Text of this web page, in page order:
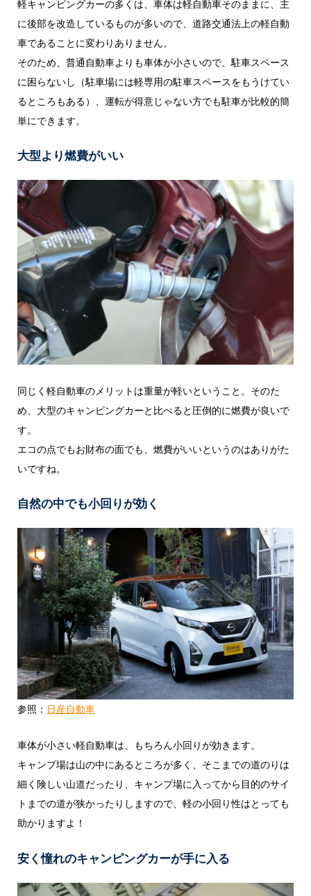
軽キャンピングカーの多くは、車体は軽自動車そのままに、主
に後部を改造しているものが多いので、道路交通法上の軽自動
車であることに変わりありません。
そのため、普通自動車よりも車体が小さいので、駐車スペース
に困らないし（駐車場には軽専用の駐車スペースをもうけてい
るところもある）、運転が得意じゃない方でも駐車が比較的簡
単にできます。
大型より燃費がいい
同じく軽自動車のメリットは重量が軽いということ。そのた
め、大型のキャンピングカーと比べると圧倒的に燃費が良いで
す。
エコの点でもお財布の面でも、燃費がいいというのはありがた
いですね。
自然の中でも小回りが効く
参照： 日産自動車
車体が小さい軽自動車は、もちろん小回りが効きます。
キャンプ場は山の中にあるところが多く、そこまでの道のりは
細く険しい山道だったり、キャンプ場に入ってから目的のサイ
トまでの道が狭かったりしますので、軽の小回り性はとっても
助かりますよ！
安く憧れのキャンピングカーが手に入る